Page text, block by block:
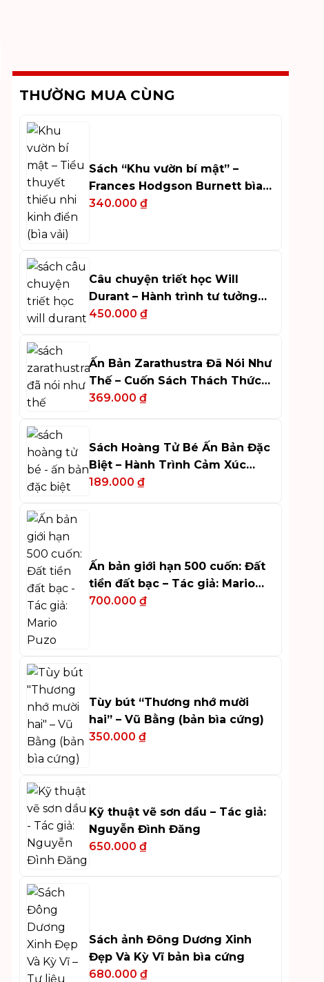
THƯỜNG MUA CÙNG
Sách “Khu vườn bí mật” –
Frances Hodgson Burnett bìa
cứng bọc vải
340.000₫
Câu chuyện triết học Will
Durant – Hành trình tư tưởng
phương Tây
450.000₫
Ấn Bản Zarathustra Đã Nói Như
Thế – Cuốn Sách Thách Thức
Tư Duy
369.000₫
Sách Hoàng Tử Bé Ấn Bản Đặc
Biệt – Hành Trình Cảm Xúc
Tinh Tế
189.000₫
Ấn bản giới hạn 500 cuốn: Đất
tiền đất bạc – Tác giả: Mario
Puzo
700.000₫
Tùy bút “Thương nhớ mười
hai” – Vũ Bằng (bản bìa cứng)
350.000₫
Kỹ thuật vẽ sơn dầu – Tác giả:
Nguyễn Đình Đăng
650.000₫
Sách ảnh Đông Dương Xinh
Đẹp Và Kỳ Vĩ bản bìa cứng
680.000₫